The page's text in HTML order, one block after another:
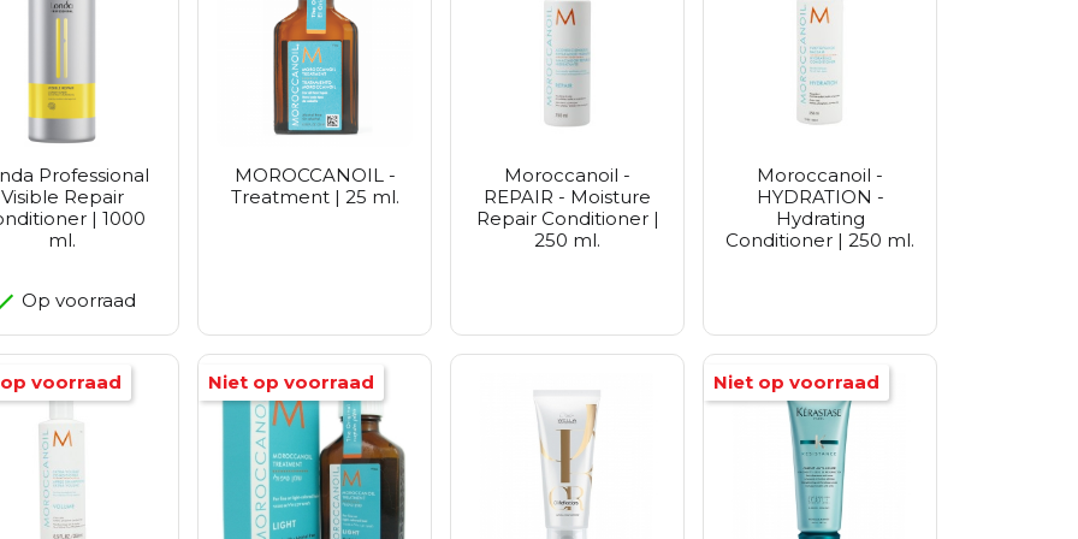
Professional
Visible Repair
| 1000
ml.
Op voorraad
MOROCCANOIL -
Treatment | 25 ml.
Moroccanoil -
REPAIR - Moisture
Repair Conditioner |
250 ml.
Moroccanoil -
HYDRATION -
Hydrating
Conditioner | 250 ml.
voorraad Niet op voorraad Niet op voorraad